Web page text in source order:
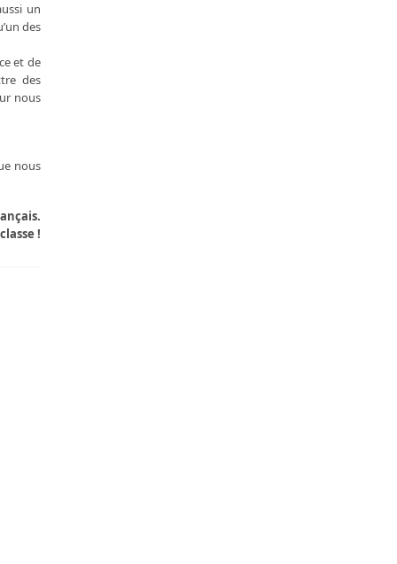
un
des
et de
des
nous
nous
!